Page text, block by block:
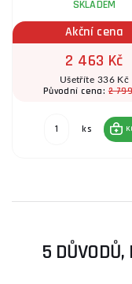
SKLADEM
Akční cena
2 463 Kč
Ušetříte 336 Kč
Původní cena:2
ks
5